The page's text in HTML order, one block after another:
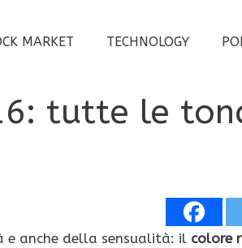
MARKET TECHNOLOGY
tutte le
e anche della sensualità: il colore